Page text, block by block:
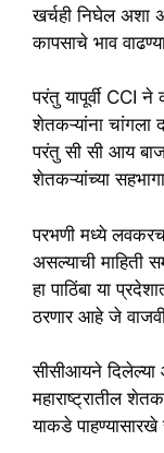
खर्चही निघेल अशा
कापसाचे भाव
परंतु यापूर्वी CCI
शेतकऱ्यांना चांगला
परंतु सी सी आय
शेतकऱ्यांच्या
परभणी मध्ये
असल्याची माहिती
हा पाठिंबा या
ठरणार आहे जे
सीसीआयने दिलेल्या
महाराष्ट्रातील
याकडे पाहण्यासारखे